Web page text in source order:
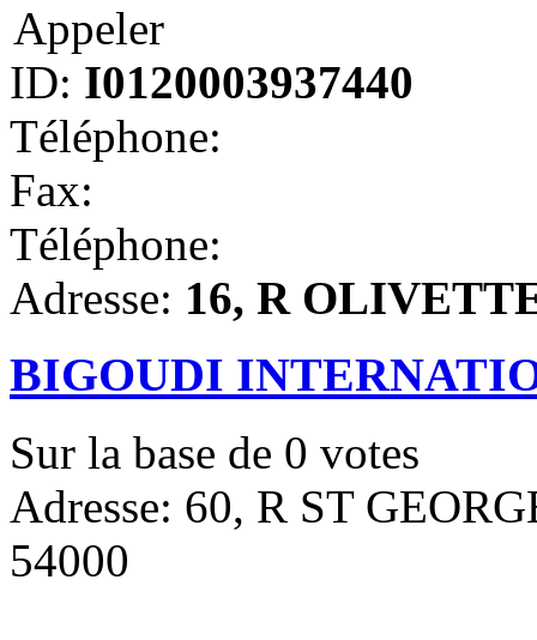
Appeler
ID: I0120003937440
Téléphone:
Fax:
Téléphone:
Adresse: 16, R
BIGOUDI
Sur la base de 0 votes
Adresse: 60, R ST
54000